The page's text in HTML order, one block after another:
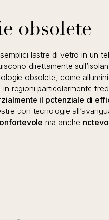
obsolete
lastre di vetro in un
direttamente
obsolete, come
regioni particolarmente
il potenziale di
con tecnologie
ma anche